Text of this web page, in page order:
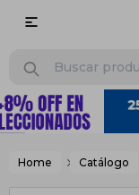

Home Catálogo